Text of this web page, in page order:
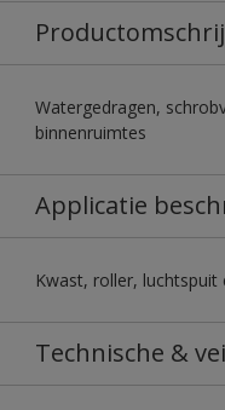
Watergedragen,
binnenruimtes
Applicatie
Kwast, roller, luchtspuit
Technische &